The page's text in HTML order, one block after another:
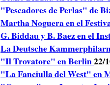
"Pescadores de Perlas" de
Martha Noguera en el
G. Biddau y B. Baez en el
La Deutsche
"Il Trovatore" en Berlin22/
"La Fanciulla del West" en